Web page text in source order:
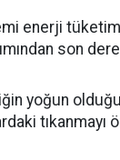
enerji
son
yoğun
tıkanmayı